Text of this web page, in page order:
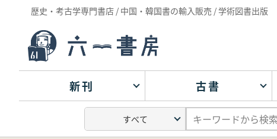
歴史・考古学専門書店 / 中国・韓国書の輸入販売 / 学術図書出版
新刊 古書